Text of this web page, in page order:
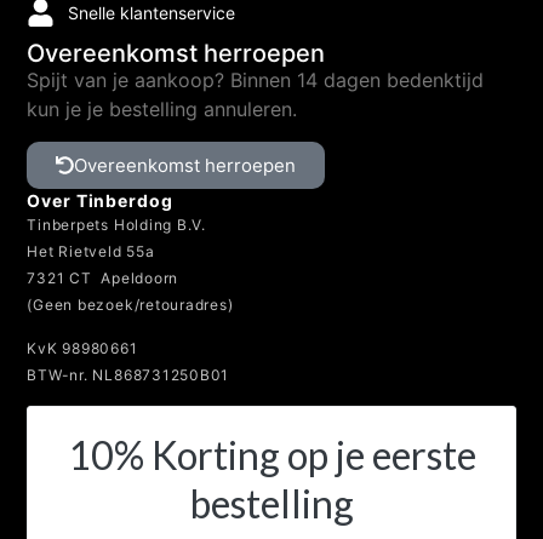
Snelle klantenservice
Overeenkomst herroepen
Spijt van je aankoop? Binnen 14 dagen bedenktijd
kun je je bestelling annuleren.
Overeenkomst herroepen
Over Tinberdog
Tinberpets Holding B.V.
Het Rietveld 55a
7321 CT Apeldoorn
(Geen bezoek/retouradres)
KvK 98980661
BTW-nr. NL868731250B01
10% Korting op je eerste
bestelling